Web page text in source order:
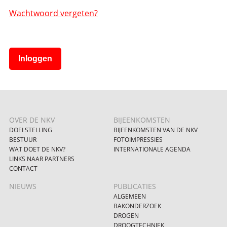
Wachtwoord vergeten?
Inloggen
OVER DE NKV
DOELSTELLING
BESTUUR
WAT DOET DE NKV?
LINKS NAAR PARTNERS
CONTACT
BIJEENKOMSTEN
BIJEENKOMSTEN VAN DE NKV
FOTOIMPRESSIES
INTERNATIONALE AGENDA
NIEUWS PUBLICATIES
ALGEMEEN
BAKONDERZOEK
DROGEN
DROOGTECHNIEK